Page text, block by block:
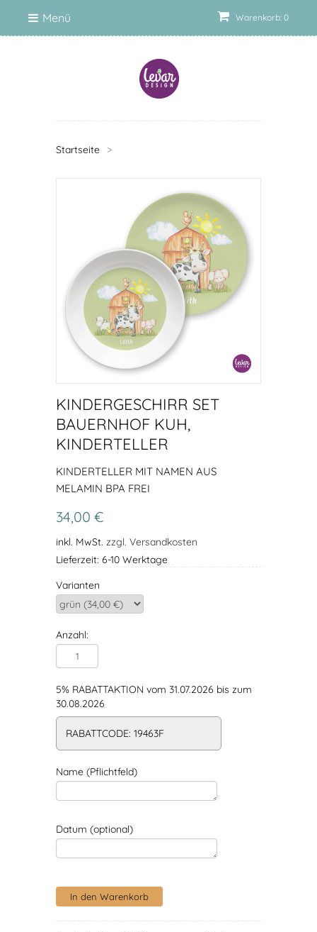
Warenkorb: 0
Menü
Startseite >
KINDERGESCHIRR SET
BAUERNHOF KUH,
KINDERTELLER
KINDERTELLER MIT NAMEN AUS
MELAMIN BPA FREI
34,00 €
inkl. MwSt. zzgl. Versandkosten
Lieferzeit: 6-10 Werktage
Varianten
Anzahl:
5% RABATTAKTION vom 31.07.2026 bis zum
30.08.2026
RABATTCODE: 19463F
Name (Pflichtfeld)
Datum (optional)